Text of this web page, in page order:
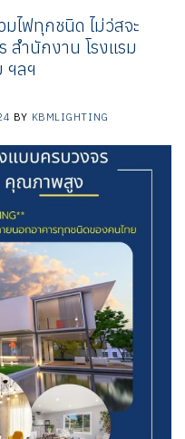
ไฟทุกชนิด ไม่ว่สจะ
สำนักงาน โรงแรม
ฯลฯ
BY KBMLIGHTING